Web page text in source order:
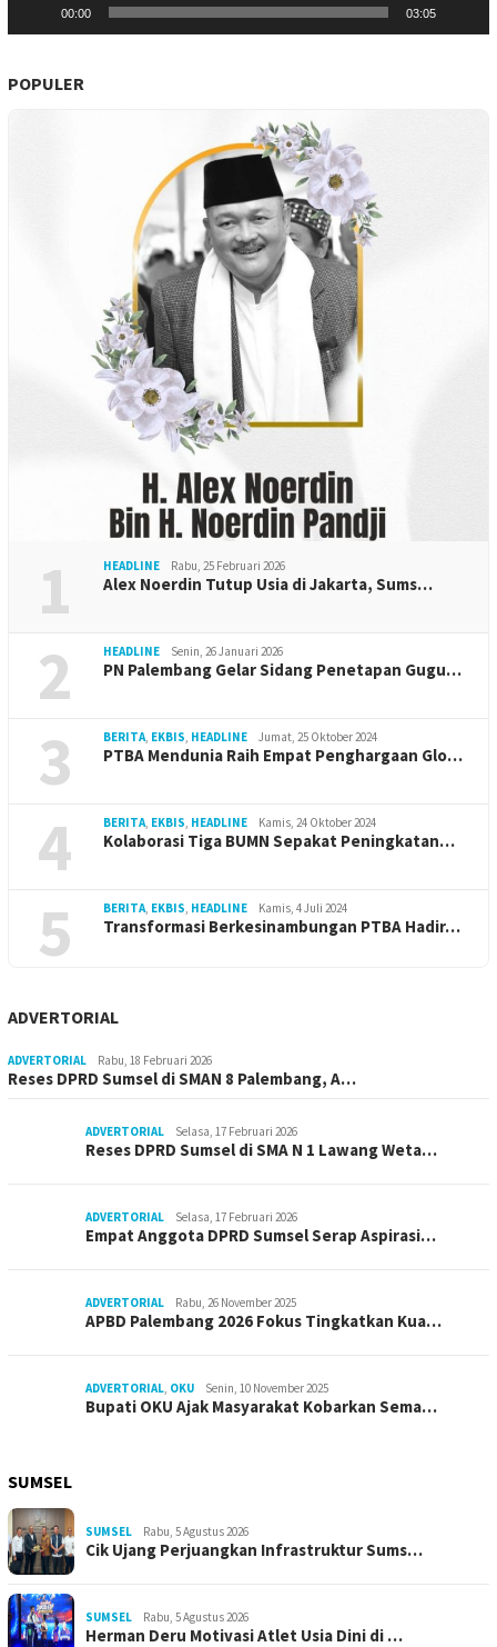
00:00 03:05
POPULER
1 HEADLINE Rabu, 25 Februari 2026
Alex Noerdin Tutup Usia di Jakarta, Sums…
2 HEADLINE Senin, 26 Januari 2026
PN Palembang Gelar Sidang Penetapan Gugu…
3 BERITA, EKBIS, HEADLINE Jumat, 25 Oktober 2024
PTBA Mendunia Raih Empat Penghargaan Glo…
4 BERITA, EKBIS, HEADLINE Kamis, 24 Oktober 2024
Kolaborasi Tiga BUMN Sepakat Peningkatan…
5 BERITA, EKBIS, HEADLINE Kamis, 4 Juli 2024
Transformasi Berkesinambungan PTBA Hadir…
ADVERTORIAL
ADVERTORIAL Rabu, 18 Februari 2026
Reses DPRD Sumsel di SMAN 8 Palembang, A…
ADVERTORIAL Selasa, 17 Februari 2026
Reses DPRD Sumsel di SMA N 1 Lawang Weta…
ADVERTORIAL Selasa, 17 Februari 2026
Empat Anggota DPRD Sumsel Serap Aspirasi…
ADVERTORIAL Rabu, 26 November 2025
APBD Palembang 2026 Fokus Tingkatkan Kua…
ADVERTORIAL, OKU Senin, 10 November 2025
Bupati OKU Ajak Masyarakat Kobarkan Sema…
SUMSEL
SUMSEL Rabu, 5 Agustus 2026
Cik Ujang Perjuangkan Infrastruktur Sums…
SUMSEL Rabu, 5 Agustus 2026
Herman Deru Motivasi Atlet Usia Dini di …